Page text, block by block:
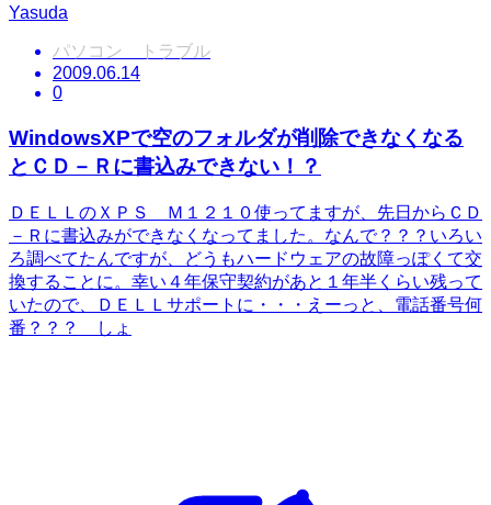
Yasuda
パソコン トラブル
2009.06.14
0
WindowsXPで空のフォルダが削除できなくなる
とＣＤ－Ｒに書込みできない！？
ＤＥＬＬのＸＰＳ Ｍ１２１０使ってますが、先日からＣＤ
－Ｒに書込みができなくなってました。なんで？？？いろい
ろ調べてたんですが、どうもハードウェアの故障っぽくて交
換することに。幸い４年保守契約があと１年半くらい残って
いたので、ＤＥＬＬサポートに・・・えーっと、電話番号何
番？？？ しょ